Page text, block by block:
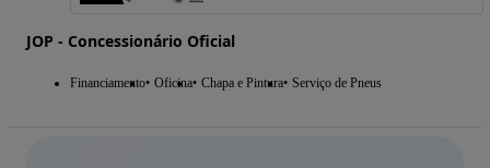
JOP - Concessionário Oficial
Financiamento Oficina Chapa e Pintura Serviço de Pneus